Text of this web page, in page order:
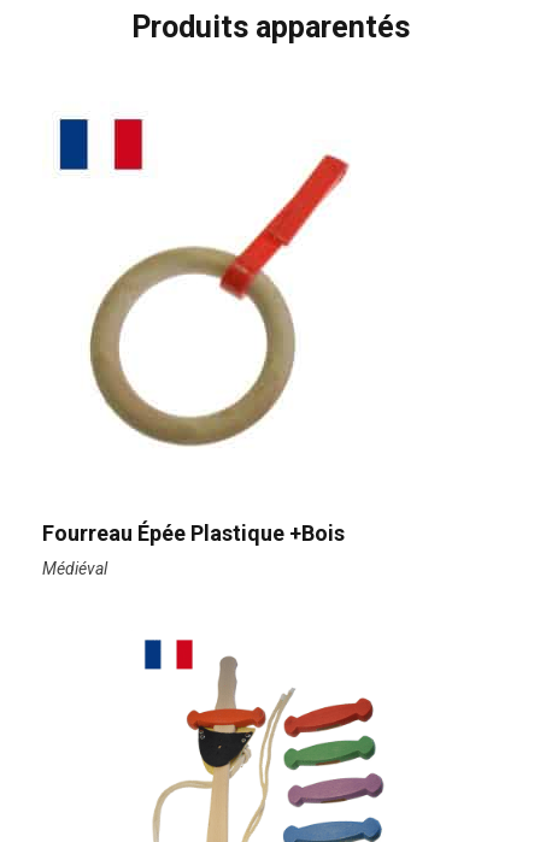
Produits apparentés
Fourreau Épée Plastique +bois
Médiéval